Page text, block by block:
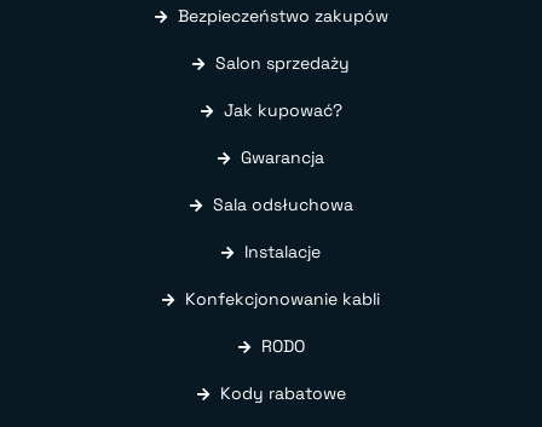
Bezpieczeństwo zakupów
Salon sprzedaży
Jak kupować?
Gwarancja
Sala odsłuchowa
Instalacje
Konfekcjonowanie kabli
RODO
Kody rabatowe